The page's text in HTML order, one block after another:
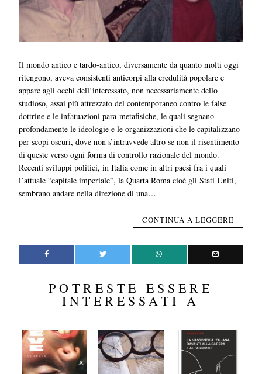
Il mondo antico e tardo-antico, diversamente da quanto molti oggi
ritengono, aveva consistenti anticorpi alla credulità popolare e
appare agli occhi dell’interessato, non necessariamente dello
studioso, assai più attrezzato del contemporaneo contro le false
dottrine e le infatuazioni para-metafisiche, le quali segnano
profondamente le ideologie e le organizzazioni che le capitalizzano
per scopi oscuri, dove non s’intravvede altro se non il risentimento
di queste verso ogni forma di controllo razionale del mondo.
Recenti sviluppi politici, in Italia come in altri paesi fra i quali
l’attuale “capitale imperiale”, la Quarta Roma cioè gli Stati Uniti,
sembrano andare nella direzione di una…
CONTINUA A LEGGERE
POTRESTE ESSERE
INTERESSATI A